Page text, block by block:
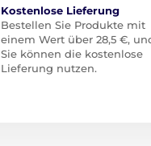
Kostenlose Lieferung
Bestellen Sie Produkte mit
einem Wert über 28,5 €,
Sie können die kostenlose
Lieferung nutzen.